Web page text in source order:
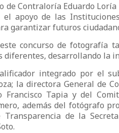
de Contraloría Eduardo
el apoyo de las
garantizar futuros
concurso de fotografía
diferentes, desarrollando la
integrado por el
la directora General de
Francisco Tapia y del
además del fotógrafo
Transparencia de la